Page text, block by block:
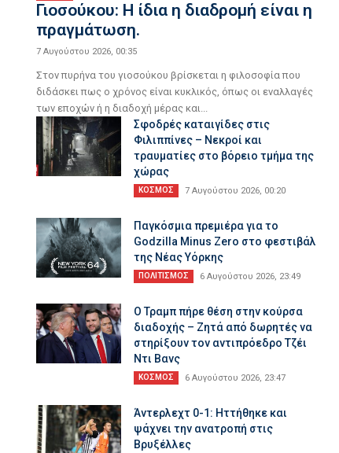
Γιοσούκου: Η ίδια η διαδρομή είναι η
πραγμάτωση.
7 Αυγούστου 2026, 00:35
Στον πυρήνα του γιοσούκου βρίσκεται η φιλοσοφία που
διδάσκει πως ο χρόνος είναι κυκλικός, όπως οι εναλλαγές
των εποχών ή η διαδοχή μέρας και...
Σφοδρές καταιγίδες στις
Φιλιππίνες – Νεκροί και
τραυματίες στο βόρειο τμήμα της
χώρας
ΚΟΣΜΟΣ 7 Αυγούστου 2026, 00:20
Παγκόσμια πρεμιέρα για το
Godzilla Minus Zero στο φεστιβάλ
της Νέας Υόρκης
ΠΟΛΙΤΙΣΜΟΣ 6 Αυγούστου 2026, 23:49
Ο Τραμπ πήρε θέση στην κούρσα
διαδοχής – Ζητά από δωρητές να
στηρίξουν τον αντιπρόεδρο Τζέι
Ντι Βανς
ΚΟΣΜΟΣ 6 Αυγούστου 2026, 23:47
Άντερλεχτ 0-1: Ηττήθηκε και
ψάχνει την ανατροπή στις
Βρυξέλλες